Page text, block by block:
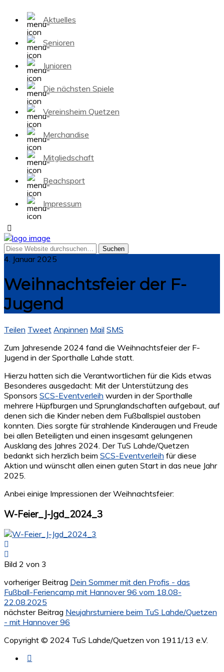
Aktuelles
Senioren
Junioren
Die nächsten Spiele
Vereinsheim Quetzen
Merchandise
Mitgliedschaft
Beachsport
Impressum
4. Januar 2025
Weihnachtsfeier der F-
Jugend
Teilen Tweet Anpinnen Mail SMS
Zum Jahresende 2024 fand die Weihnachtsfeier der F-
Jugend in der Sporthalle Lahde statt.
Hierzu hatten sich die Verantwortlichen für die Kids etwas
Besonderes ausgedacht: Mit der Unterstützung des
Sponsors SCS-Eventverleih wurden in der Sporthalle
mehrere Hüpfburgen und Sprunglandschaften aufgebaut, auf
denen sich die Kinder neben dem Fußballspiel austoben
konnten. Dies sorgte für strahlende Kinderaugen und Freude
bei allen Beteiligten und einen insgesamt gelungenen
Ausklang des Jahres 2024. Der TuS Lahde/Quetzen
bedankt sich herzlich beim SCS-Eventverleih für diese
Aktion und wünscht allen einen guten Start in das neue Jahr
2025.
Anbei einige Impressionen der Weihnachtsfeier:
W-Feier_J-Jgd_2024_3
Bild 2 von 3
vorheriger Beitrag Dein Sommer mit den Profis - das
Fußball-Feriencamp mit Hannover 96 vom 18.08-
22.08.2025
nächster Beitrag Neujahrsturniere beim TuS Lahde/Quetzen
- mit Hannover 96
Copyright © 2024 TuS Lahde/Quetzen von 1911/13 e.V.